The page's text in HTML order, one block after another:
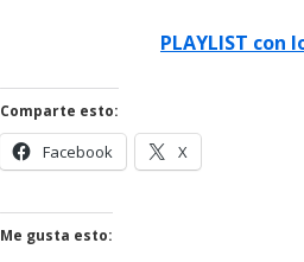
PLAYLIST con
Comparte esto:
Facebook
Abrir
en
X
en
Me gusta esto: